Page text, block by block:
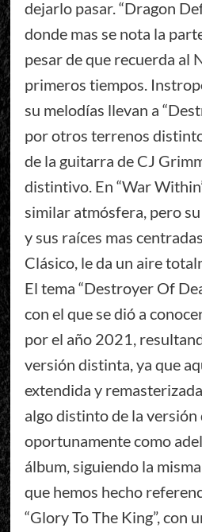
dejarlo pasar. “Dragon
donde mas se nota la
pesar de que recuerda al
primeros tiempos.
su melodías llevan a
por otros terrenos
de la guitarra de CJ
distintivo. En “War
similar atmósfera, pero
y sus raíces mas
Clásico, le da un aire
El tema “Destroyer Of
con el que se dió a
por el año 2021,
versión distinta, ya que
extendida y
algo distinto de la versión
oportunamente como
álbum, siguiendo la
que hemos hecho
“Glory To The King”, con